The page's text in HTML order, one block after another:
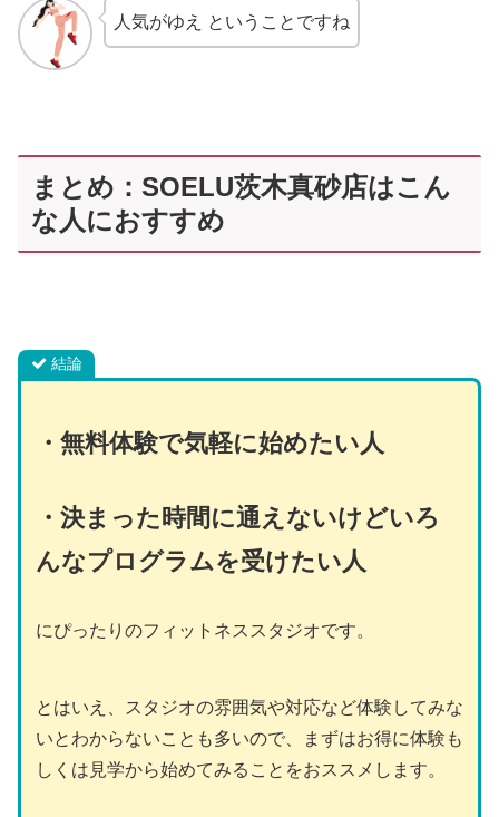
人気がゆえ ということですね
まとめ：SOELU茨木真砂店はこん
な人におすすめ
結論
・ 無料体験で気軽に始めたい人
・決まった時間に通えないけどいろ
んなプログラムを受けたい人
にぴったりのフィットネススタジオです。
とはいえ、スタジオの雰囲気や対応など体験してみな
いとわからないことも多いので、まずはお得に体験も
しくは見学から始めてみることをおススメします。